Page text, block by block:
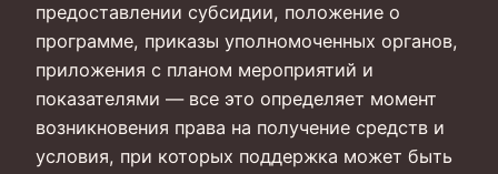
предоставлении субсидии, положение о
программе, приказы уполномоченных органов,
приложения с планом мероприятий и
показателями — все это определяет момент
возникновения права на получение средств и
условия, при которых поддержка может быть